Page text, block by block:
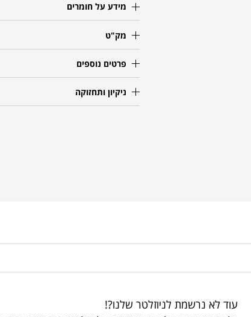
מידע על חומרים
מק"ט
פרטים נוספים
ניקיון ותחזוקה
עוד לא נרשמת לניוזלטר שלנו?!